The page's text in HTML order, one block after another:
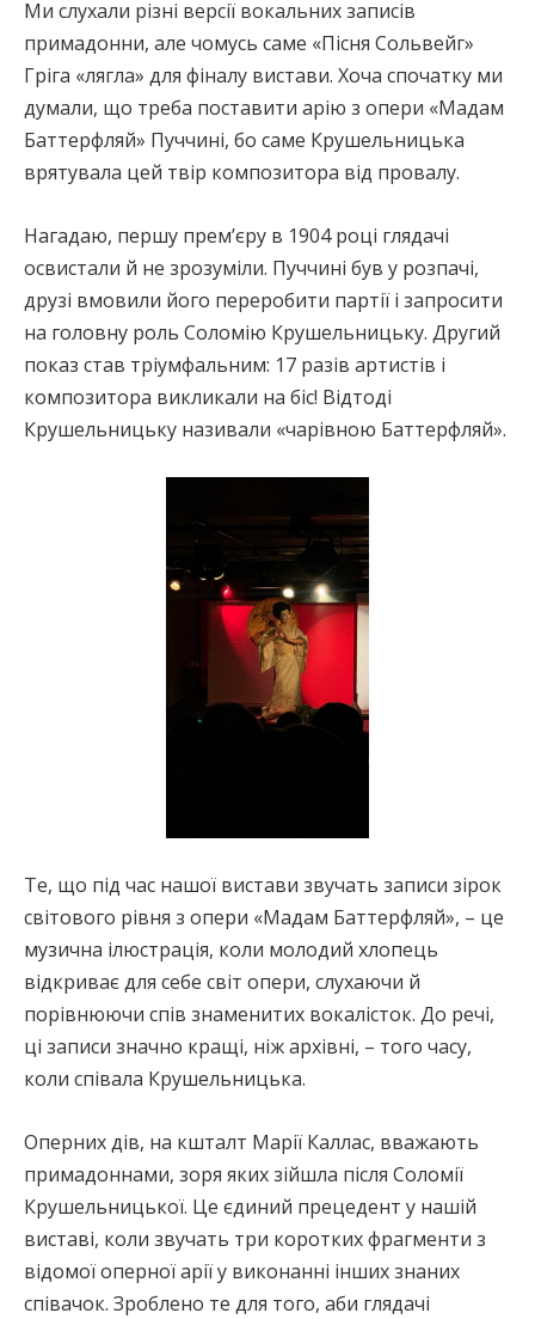
Ми слухали різні версії вокальних записів
примадонни, але чомусь саме «Пісня Сольвейг»
Гріга «лягла» для фіналу вистави. Хоча спочатку ми
думали, що треба поставити арію з опери «Мадам
Баттерфляй» Пуччині, бо саме Крушельницька
врятувала цей твір композитора від провалу.
Нагадаю, першу прем’єру в 1904 році глядачі
освистали й не зрозуміли. Пуччині був у розпачі,
друзі вмовили його переробити партії і запросити
на головну роль Соломію Крушельницьку. Другий
показ став тріумфальним: 17 разів артистів і
композитора викликали на біс! Відтоді
Крушельницьку називали «чарівною Баттерфляй».
Те, що під час нашої вистави звучать записи зірок
світового рівня з опери «Мадам Баттерфляй», – це
музична ілюстрація, коли молодий хлопець
відкриває для себе світ опери, слухаючи й
порівнюючи спів знаменитих вокалісток. До речі,
ці записи значно кращі, ніж архівні, – того часу,
коли співала Крушельницька.
Оперних дів, на кшталт Марії Каллас, вважають
примадоннами, зоря яких зійшла після Соломії
Крушельницької. Це єдиний прецедент у нашій
виставі, коли звучать три коротких фрагменти з
відомої оперної арії у виконанні інших знаних
співачок. Зроблено те для того, аби глядачі